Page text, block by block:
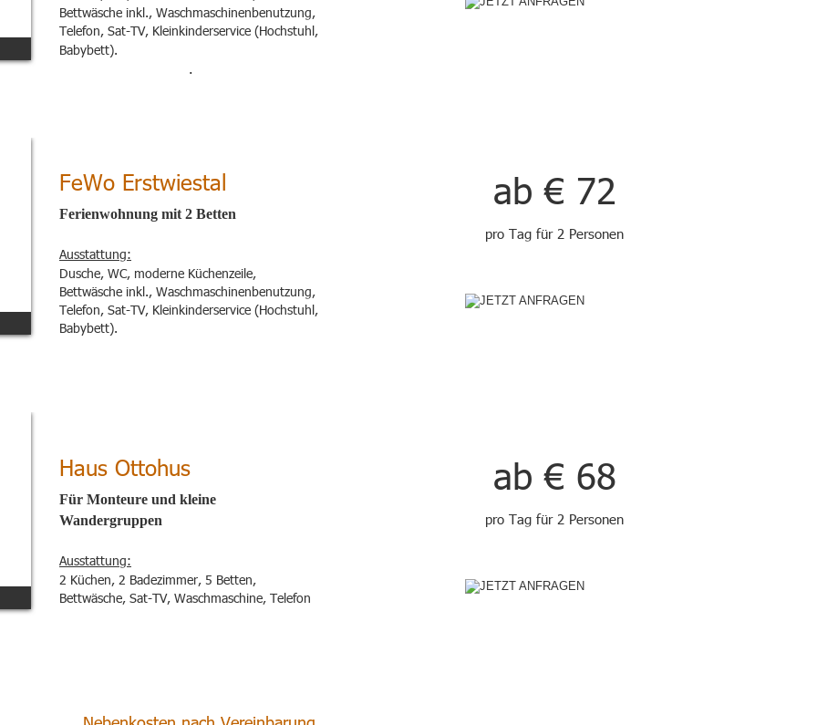
FeWo Erstwiestal
Ferienwohnung mit 2 Betten
Ausstattung:
Dusche, WC, moderne Küchenzeile,
Bettwäsche inkl., Waschmaschinenbenutzung,
Telefon, Sat-TV, Kleinkinderservice (Hochstuhl,
Babybett).
Haus Ottohus
Für Monteure und kleine
Wandergruppen
Ausstattung:
2 Küchen, 2 Badezimmer, 5 Betten,
Bettwäsche, Sat-TV, Waschmaschine, Telefon
ab € 72
pro Tag für 2 Personen
ab € 68
pro Tag für 2 Personen
Bettwäsche inkl., Waschmaschinenbenutzung,
Telefon, Sat-TV, Kleinkinderservice (Hochstuhl,
Babybett).
.